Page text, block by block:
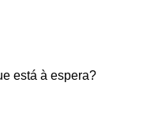
está à espera?